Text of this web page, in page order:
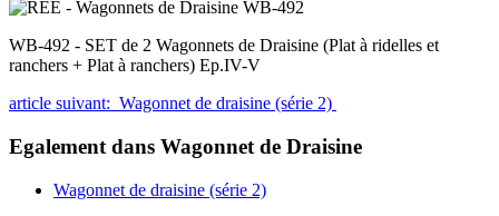
WB-492 - SET de 2 Wagonnets de Draisine (Plat à ridelles et
ranchers + Plat à ranchers) Ep.IV-V
article suivant: Wagonnet de draisine (série 2)
Egalement dans Wagonnet de Draisine
Wagonnet de draisine (série 2)